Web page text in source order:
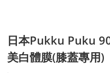
日本Pukku Puku
美白體膜(膝蓋專用)